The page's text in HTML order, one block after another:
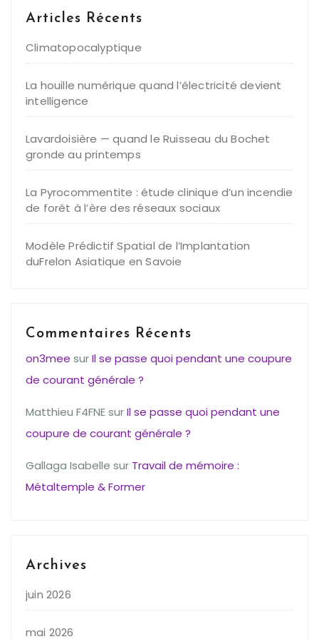
Articles Récents
Climatopocalyptique
La houille numérique quand l’électricité devient
intelligence
Lavardoisière — quand le Ruisseau du Bochet
gronde au printemps
La Pyrocommentite : étude clinique d’un incendie
de forêt à l’ère des réseaux sociaux
Modèle Prédictif Spatial de l’Implantation
duFrelon Asiatique en Savoie
Commentaires Récents
on3mee surIl se passe quoi pendant une coupure
de courant générale ?
Matthieu F4FNEsurIl se passe quoi pendant une
coupure de courant générale ?
Gallaga Isabelle sur Travail de mémoire :
Métaltemple & Former
Archives
juin 2026
mai 2026